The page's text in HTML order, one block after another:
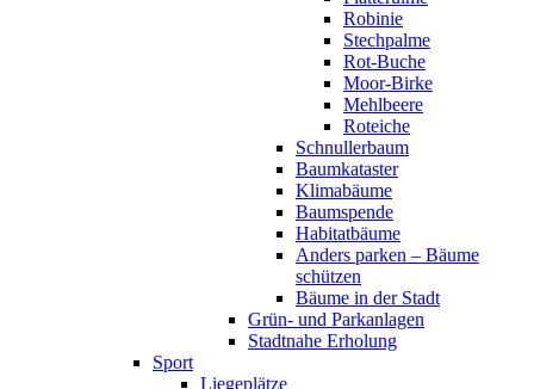
Robinie
Stechpalme
Rot-Buche
Moor-Birke
Mehlbeere
Roteiche
Schnullerbaum
Baumkataster
Klimabäume
Baumspende
Habitatbäume
Anders parken – Bäume
schützen
Bäume in der Stadt
Grün- und Parkanlagen
Stadtnahe Erholung
Sport
Liegeplätze